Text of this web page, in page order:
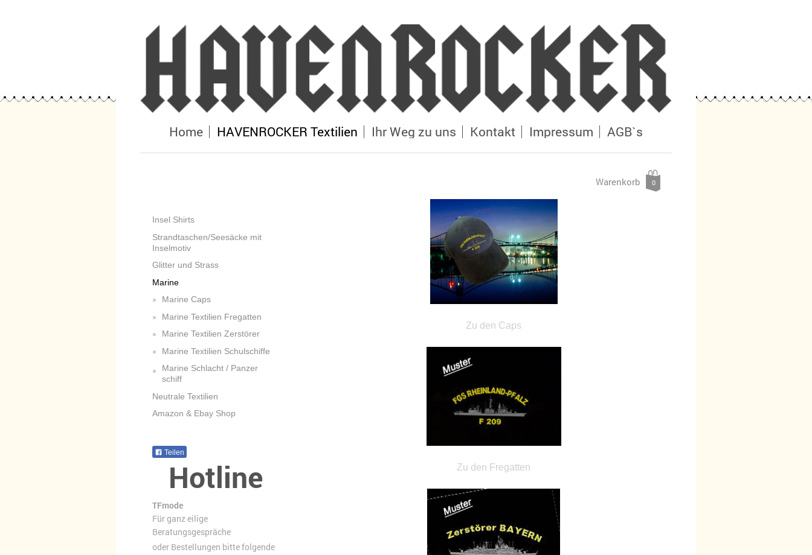
Home HAVENROCKER Textilien Ihr Weg zu uns Kontakt Impressum AGB`s
0
Warenkorb
Zu den Caps
Zu den Fregatten
Insel Shirts
Strandtaschen/Seesäcke mit
Inselmotiv
Glitter und Strass
Marine
Marine Caps
Marine Textilien Fregatten
Marine Textilien Zerstörer
Marine Textilien Schulschiffe
Marine Schlacht / Panzer
schiff
Neutrale Textilien
Amazon & Ebay Shop
Teilen
Hotline
TFmode
Für ganz eilige
Beratungsgespräche
oder Bestellungen bitte folgende